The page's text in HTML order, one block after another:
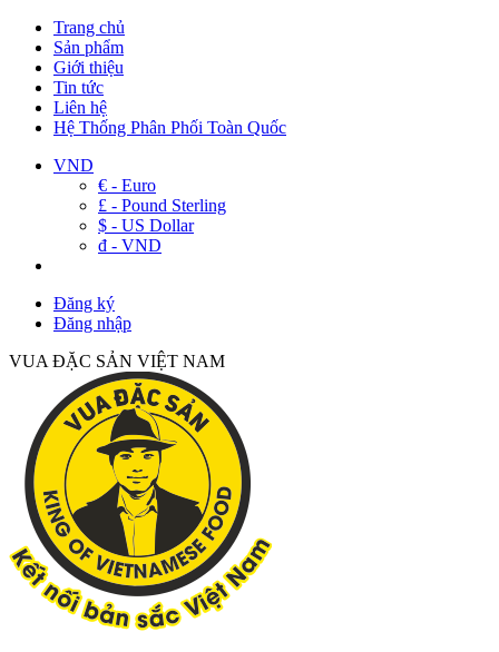
Trang chủ
Sản phẩm
Giới thiệu
Tin tức
Liên hệ
Hệ Thống Phân Phối Toàn Quốc
VND
€ - Euro
£ - Pound Sterling
$ - US Dollar
đ - VND
Đăng ký
Đăng nhập
VUA ĐẶC SẢN VIỆT NAM